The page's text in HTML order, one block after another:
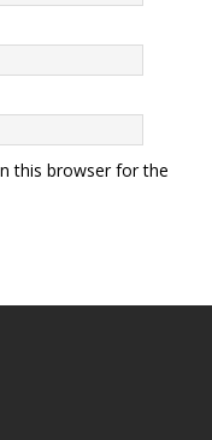
this browser for the